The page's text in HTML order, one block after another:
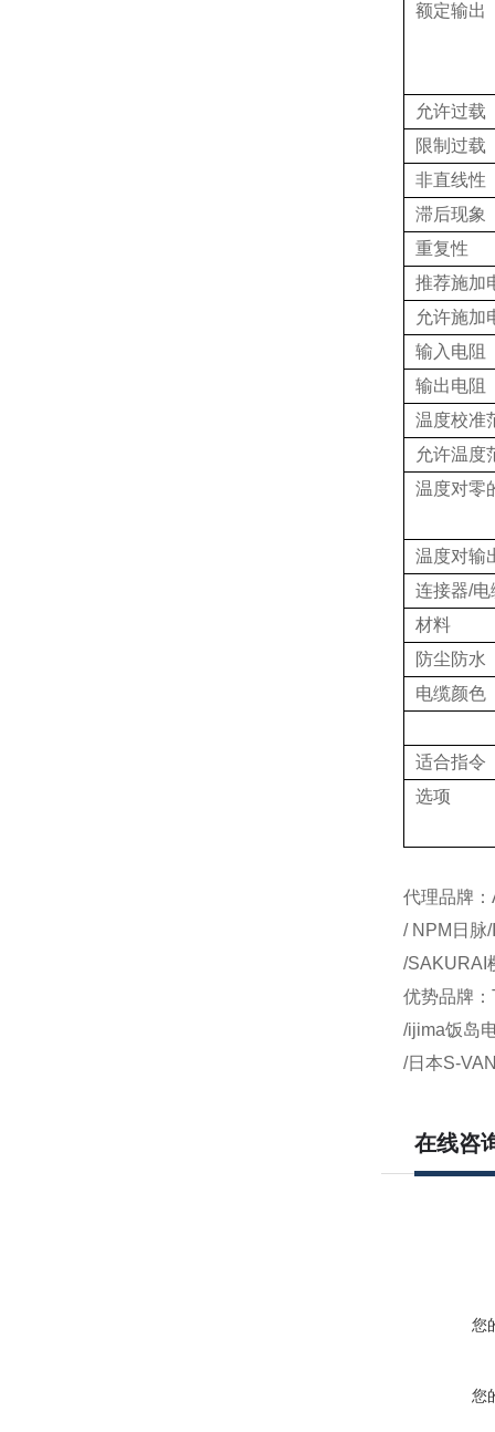
额定输出
允许过载
限制过载
非直线性
滞后现象
重复性
推荐施加
允许施加
输入电阻
输出电阻
温度校准
允许温度
温度对零
温度对输
连接器/电
材料
防尘防水
电缆颜色
适合指令
选项
代理品牌
/ NPM日脉
/SAKURAI
优势品牌
/ijima饭岛
/日本S-
在线咨
您
您